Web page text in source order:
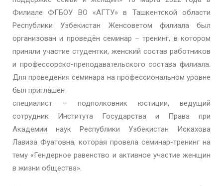
Филиале ФГБОУ ВО «АГТУ» в Ташкентской области
Республики Узбекистан Женсоветом филиала был
организован и проведён семинар – тренинг, в котором
приняли участие студентки, женский состав работников
и профессорско-преподавательского состава филиала.
Для проведения семинара на профессиональном уровне
был приглашен
специалист – подполковник юстиции, ведущий
сотрудник Института Государства и Права при
Академии наук Республики Узбекистан Искахова
Лавиза Фуатовна, которая провела семинар-тренинг на
тему «Гендерное равенство и активное участие женщин
в жизни общества».